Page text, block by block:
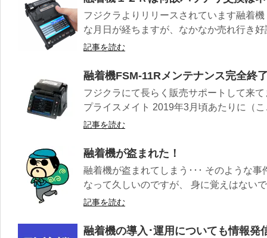
フジクラよりリリースされています融着
な月日が経ちますが、なかなか売れ行き
記事を読む
融着機FSM-11Rメンテナンス完全終
フジクラにて長らく販売サポートして来
プライスメイト 2019年3月頃あたりに（
記事を読む
融着機が盗まれた！
融着機が盗まれてしまう･･･ そのような
なって久しいのですが、 身に覚えはない
記事を読む
融着機の導入･運用についても情報発